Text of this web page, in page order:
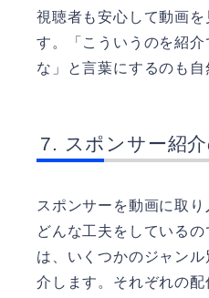
視聴者も安心して動画を
す。「こういうのを紹
な」と言葉にするのも自
スポンサー紹
スポンサーを動画に取り
どんな工夫をしている
は、いくつかのジャン
介します。それぞれの